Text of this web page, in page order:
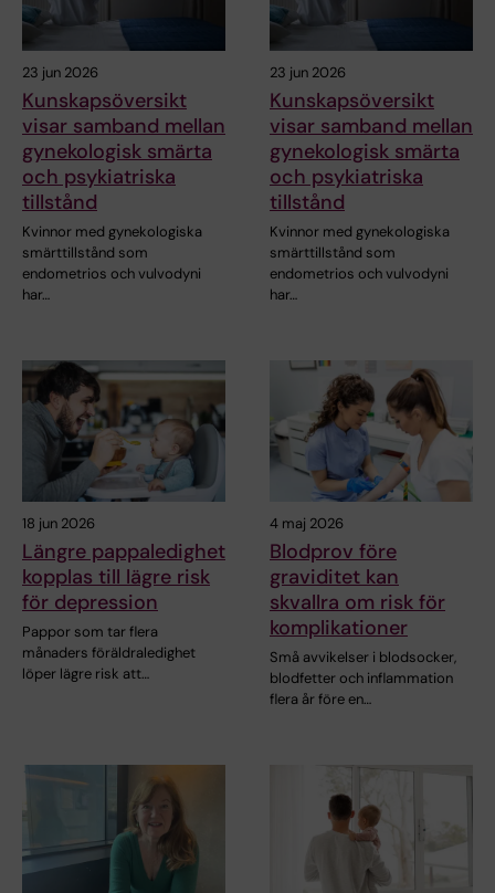
23 jun 2026
Kunskapsöversikt
visar samband mellan
gynekologisk smärta
och psykiatriska
tillstånd
Kvinnor med gynekologiska
smärttillstånd som
endometrios och vulvodyni
har…
23 jun 2026
Kunskapsöversikt
visar samband mellan
gynekologisk smärta
och psykiatriska
tillstånd
Kvinnor med gynekologiska
smärttillstånd som
endometrios och vulvodyni
har…
18 jun 2026
Längre pappaledighet
kopplas till lägre risk
för depression
Pappor som tar flera
månaders föräldraledighet
löper lägre risk att…
4 maj 2026
Blodprov före
graviditet kan
skvallra om risk för
komplikationer
Små avvikelser i blodsocker,
blodfetter och inflammation
flera år före en…